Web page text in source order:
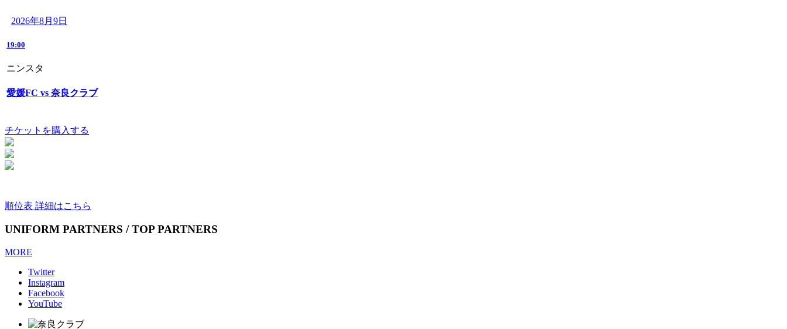
2026年8月9日
19:00
ニンスタ
愛媛FC vs 奈良クラブ
チケットを購入する
順位表 詳細はこちら
UNIFORM PARTNERS / TOP PARTNERS
MORE
Twitter
Instagram
Facebook
YouTube